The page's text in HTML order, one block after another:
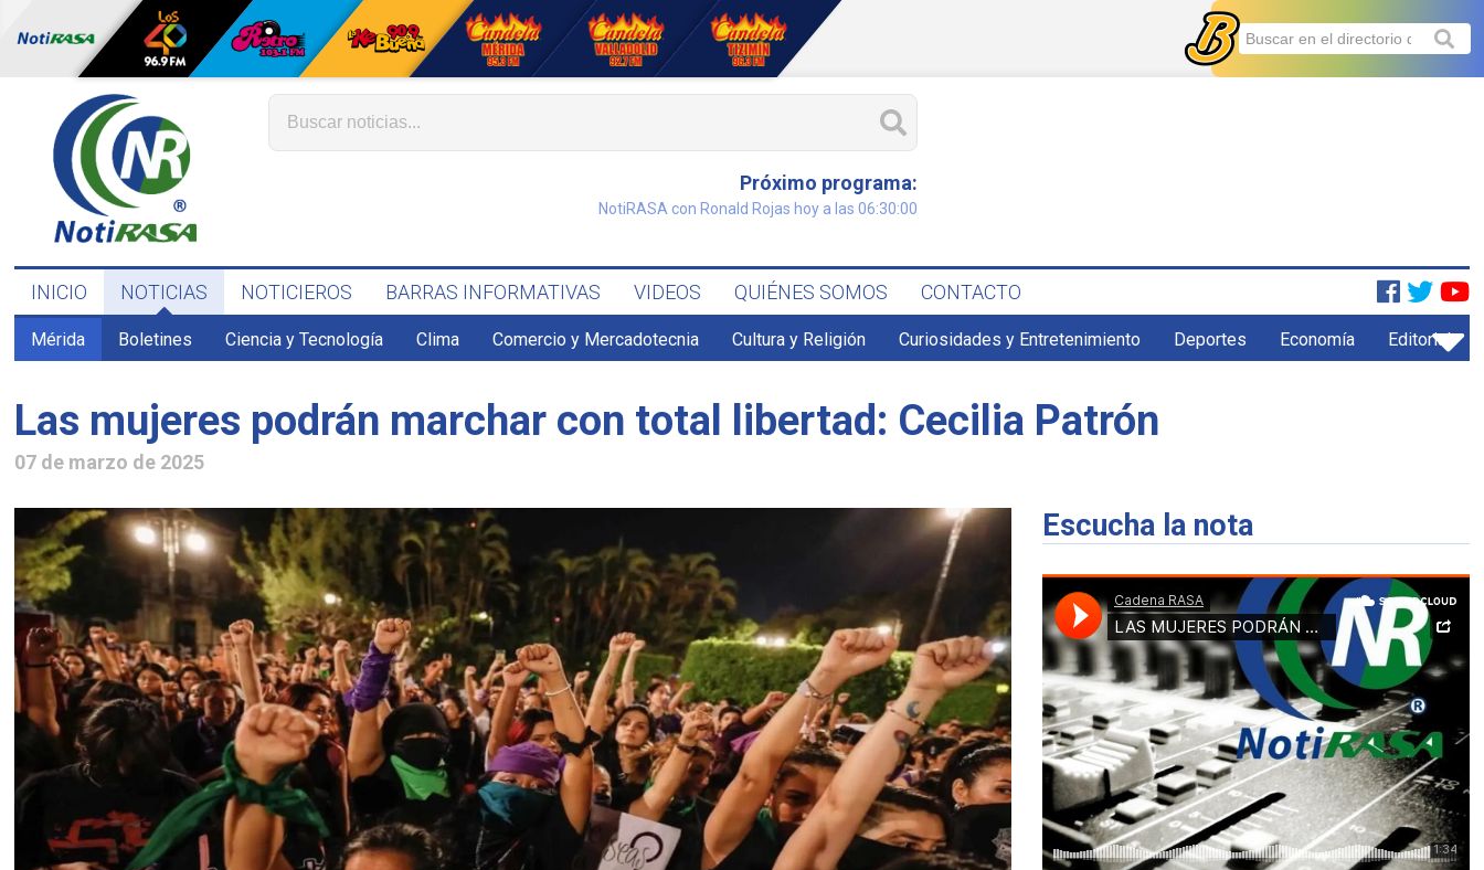
Próximo programa:
NotiRASA con Ronald Rojas hoy a las 06:30:00
INICIO NOTICIAS NOTICIEROS BARRAS INFORMATIVAS VIDEOS QUIÉNES SOMOS CONTACTO
Mérida Boletines Ciencia y Tecnología Clima Comercio y Mercadotecnia Cultura y Religión Curiosidades y Entretenimiento Deportes Economía Editorial
Las mujeres podrán marchar con total libertad: Cecilia Patrón
07 de marzo de 2025
Escucha la nota